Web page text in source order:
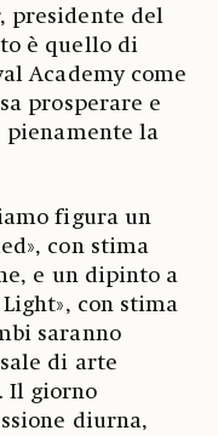
presidente del
è quello di
Academy come
prosperare e
pienamente la
figura un
con stima
e un dipinto a
con stima
saranno
di arte
Il giorno
diurna,